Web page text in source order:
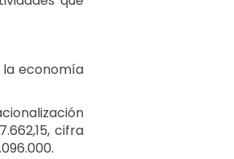
la economía
cifra